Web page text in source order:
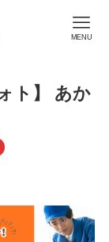
MENU
ト】 あか